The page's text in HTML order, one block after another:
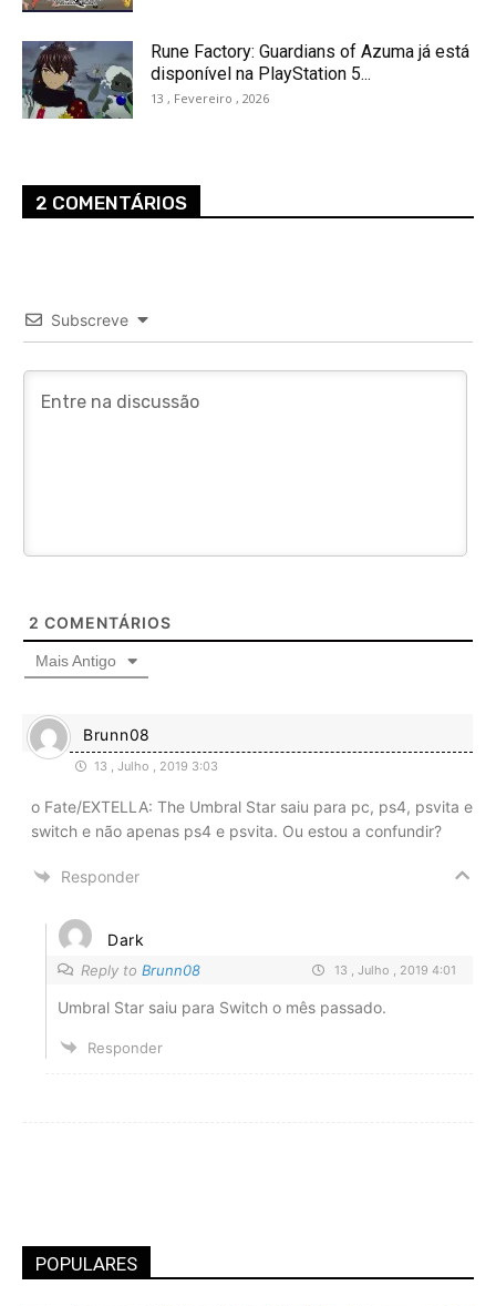
Rune Factory: Guardians of Azuma já está
disponível na PlayStation 5...
13 , Fevereiro , 2026
2 COMENTÁRIOS
Subscreve
2 COMENTÁRIOS
Mais Antigo
Brunn08
13 , Julho , 2019 3:03
o Fate/EXTELLA: The Umbral Star saiu para pc, ps4, psvita e
switch e não apenas ps4 e psvita. Ou estou a confundir?
Responder
Dark
Reply to Brunn08 13 , Julho , 2019 4:01
Umbral Star saiu para Switch o mês passado.
Responder
POPULARES